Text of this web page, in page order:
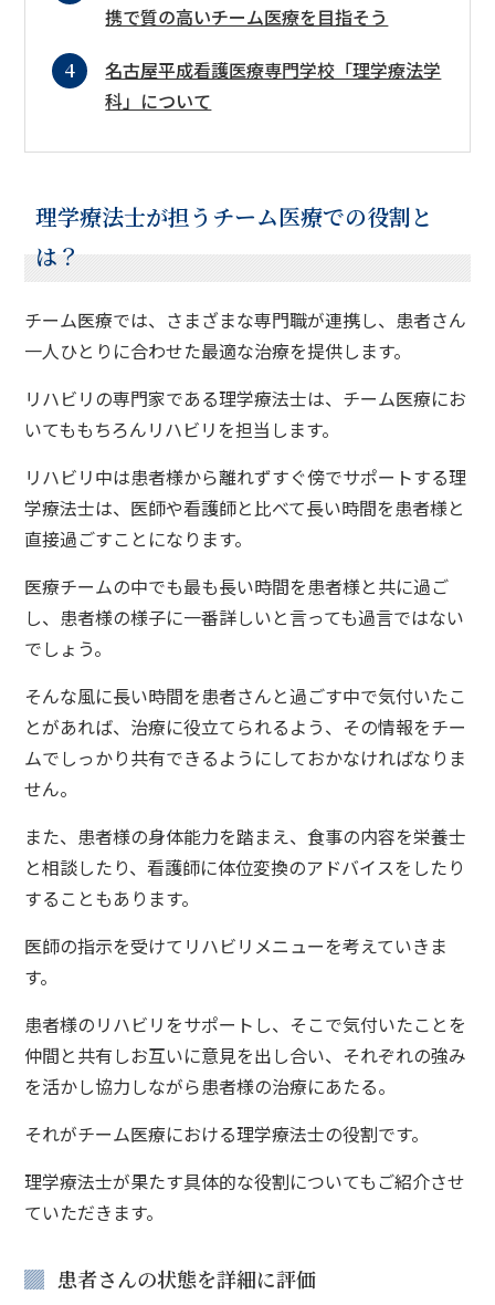
携で質の高いチーム医療を目指そう
名古屋平成看護医療専門学校「理学療法学
科」について
理学療法士が担うチーム医療での役割と
は？
チーム医療では、さまざまな専門職が連携し、患者さん
一人ひとりに合わせた最適な治療を提供します。
リハビリの専門家である理学療法士は、チーム医療にお
いてももちろんリハビリを担当します。
リハビリ中は患者様から離れずすぐ傍でサポートする理
学療法士は、医師や看護師と比べて長い時間を患者様と
直接過ごすことになります。
医療チームの中でも最も長い時間を患者様と共に過ご
し、患者様の様子に一番詳しいと言っても過言ではない
でしょう。
そんな風に長い時間を患者さんと過ごす中で気付いたこ
とがあれば、治療に役立てられるよう、その情報をチー
ムでしっかり共有できるようにしておかなければなりま
せん。
また、患者様の身体能力を踏まえ、食事の内容を栄養士
と相談したり、看護師に体位変換のアドバイスをしたり
することもあります。
医師の指示を受けてリハビリメニューを考えていきま
す。
患者様のリハビリをサポートし、そこで気付いたことを
仲間と共有しお互いに意見を出し合い、それぞれの強み
を活かし協力しながら患者様の治療にあたる。
それがチーム医療における理学療法士の役割です。
理学療法士が果たす具体的な役割についてもご紹介させ
ていただきます。
患者さんの状態を詳細に評価